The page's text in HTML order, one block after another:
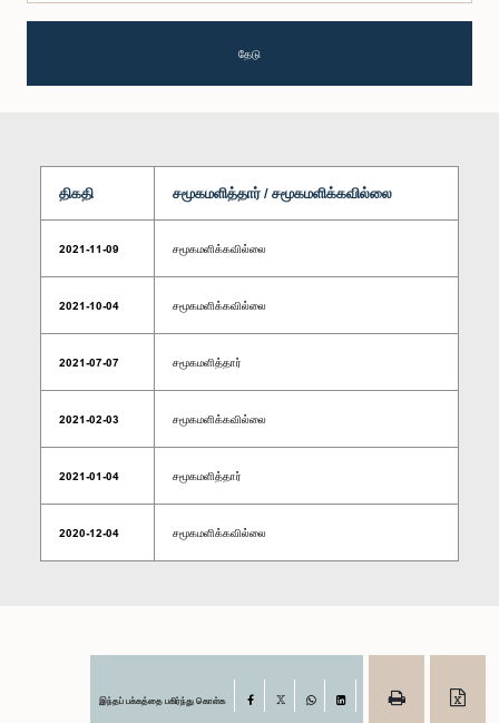
தேடு
திகதி சமூகமளித்தார் / சமூகமளிக்கவில்லை
2021-11-09 சமூகமளிக்கவில்லை
2021-10-04 சமூகமளிக்கவில்லை
2021-07-07 சமூகமளித்தார்
2021-02-03 சமூகமளிக்கவில்லை
2021-01-04 சமூகமளித்தார்
2020-12-04 சமூகமளிக்கவில்லை
இந்தப் பக்கத்தை பகிர்ந்து கொள்க Facebook